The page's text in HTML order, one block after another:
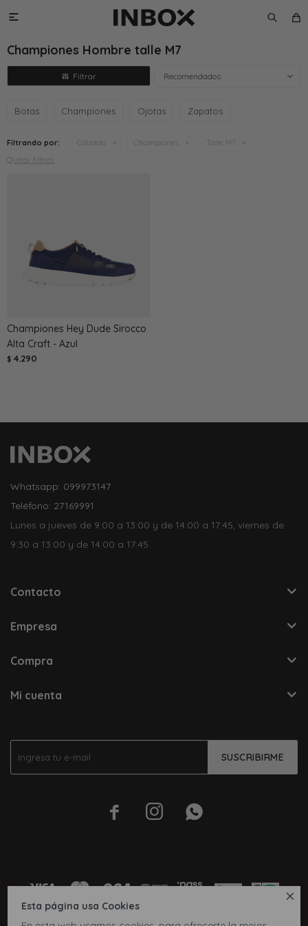

Esta página usa Cookies

Championes Hombre talle M7
Recomendados
Botas Championes Ojotas Zapatos
Filtrando por: Calzado Championes Talle M7
Quitar filtros
Championes Hey Dude Sirocco
Alta Craft - Azul
$ 4.290
SUSCRIBIRME
  
Whatsapp: 099973147
Teléfono: 27169991
Lunes a jueves de 9:00 a 13:00 y de 14:00 a 17:45, viernes de
9:30 a 13:00 y de 14:00 a 17:45.
Contacto
Empresa
Compra
Mi cuenta